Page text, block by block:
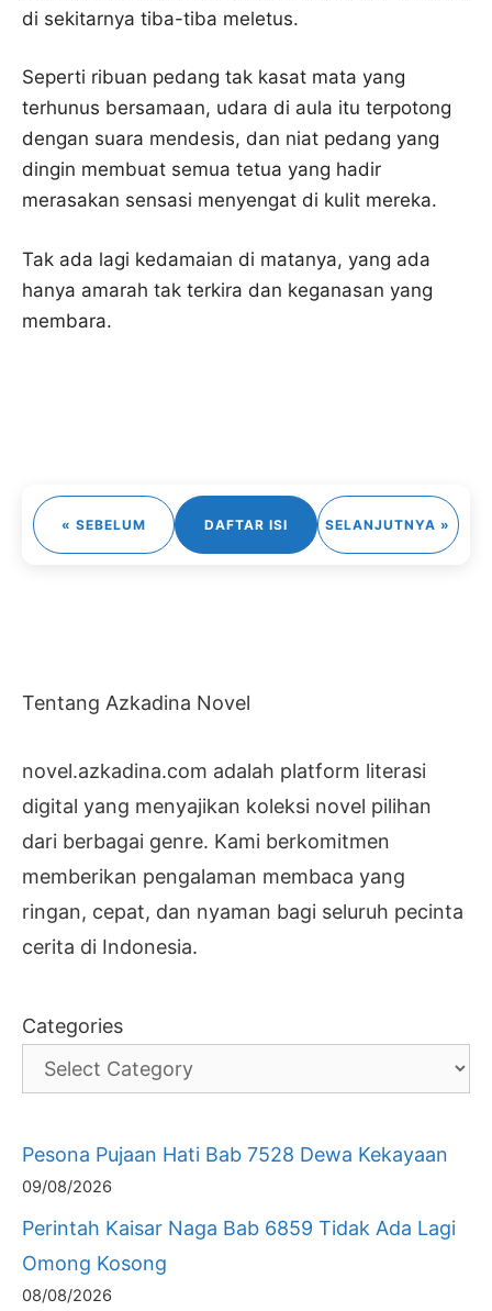
di sekitarnya tiba-tiba meletus.
Seperti ribuan pedang tak kasat mata yang
terhunus bersamaan, udara di aula itu terpotong
dengan suara mendesis, dan niat pedang yang
dingin membuat semua tetua yang hadir
merasakan sensasi menyengat di kulit mereka.
Tak ada lagi kedamaian di matanya, yang ada
hanya amarah tak terkira dan keganasan yang
membara.
« SEBELUM DAFTAR ISI SELANJUTNYA »
Tentang Azkadina Novel
novel.azkadina.com adalah platform literasi
digital yang menyajikan koleksi novel pilihan
dari berbagai genre. Kami berkomitmen
memberikan pengalaman membaca yang
ringan, cepat, dan nyaman bagi seluruh pecinta
cerita di Indonesia.
Categories
Pesona Pujaan Hati Bab 7528 Dewa Kekayaan
09/08/2026
Perintah Kaisar Naga Bab 6859 Tidak Ada Lagi
Omong Kosong
08/08/2026